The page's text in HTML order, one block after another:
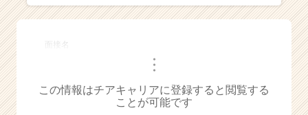
ー・
成
ら
ス
面接名
・・・
この情報はチアキャリアに登録すると閲覧する
ことが可能です